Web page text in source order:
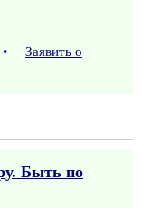
•
Заявить о
Быть по